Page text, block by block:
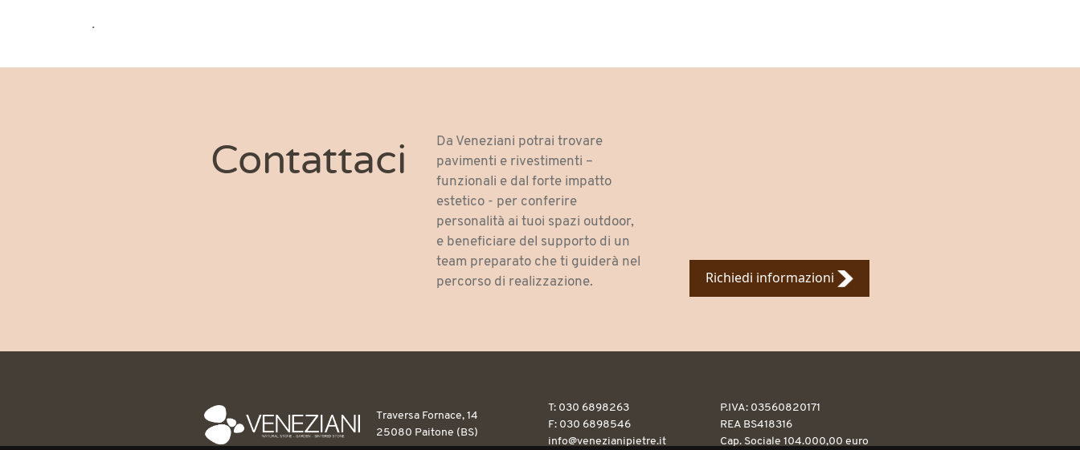
.
Contattaci
Da Veneziani potrai trovare
pavimenti e rivestimenti –
funzionali e dal forte impatto
estetico - per conferire
personalità ai tuoi spazi outdoor,
e beneficiare del supporto di un
team preparato che ti guiderà nel
percorso di realizzazione.
Richiedi informazioni
Traversa Fornace, 14
25080 Paitone (BS)
T: 030 6898263
F: 030 6898546
info@venezianipietre.it
P.IVA: 03560820171
REA BS418316
Cap. Sociale 104.000,00 euro